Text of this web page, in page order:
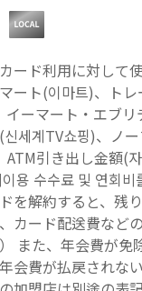
ード利用に対して
ート(이마트)、ト
イーマート・エブリ
신세계TV쇼핑)、ノ
ATM引き出し金額(
용 수수료 및 연회
を解約すると、残
カード配送費など
また、年会費が免
会費が払戻されな